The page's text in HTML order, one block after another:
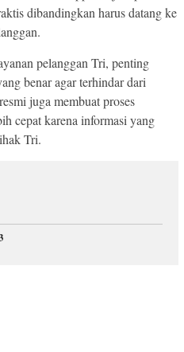
dibandingkan harus datang ke
pelanggan Tri, penting
benar agar terhindar dari
juga membuat proses
cepat karena informasi yang
Tri.